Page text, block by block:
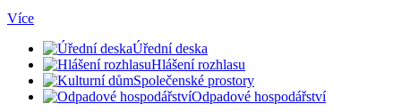
Více
Úřední deska
Hlášení rozhlasu
Společenské prostory
Odpadové hospodářství